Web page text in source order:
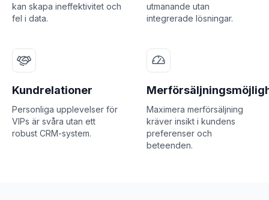
kan skapa ineffektivitet och
fel i data.
utmanande utan
integrerade lösningar.
Kundrelationer
Personliga upplevelser för
VIPs är svåra utan ett
robust CRM-system.
Maximera merförsäljning
kräver insikt i kundens
preferenser och
beteenden.